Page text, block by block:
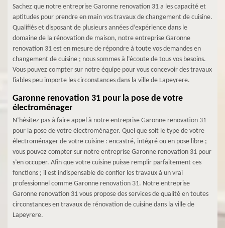
Sachez que notre entreprise Garonne renovation 31 a les capacité et
aptitudes pour prendre en main vos travaux de changement de cuisine.
Qualifiés et disposant de plusieurs années d’expérience dans le
domaine de la rénovation de maison, notre entreprise Garonne
renovation 31 est en mesure de répondre à toute vos demandes en
changement de cuisine ; nous sommes à l’écoute de tous vos besoins.
Vous pouvez compter sur notre équipe pour vous concevoir des travaux
fiables peu importe les circonstances dans la ville de Lapeyrere.
Garonne renovation 31 pour la pose de votre
électroménager
N’hésitez pas à faire appel à notre entreprise Garonne renovation 31
pour la pose de votre électroménager. Quel que soit le type de votre
électroménager de votre cuisine : encastré, intégré ou en pose libre ;
vous pouvez compter sur notre entreprise Garonne renovation 31 pour
s’en occuper. Afin que votre cuisine puisse remplir parfaitement ces
fonctions ; il est indispensable de confier les travaux à un vrai
professionnel comme Garonne renovation 31. Notre entreprise
Garonne renovation 31 vous propose des services de qualité en toutes
circonstances en travaux de rénovation de cuisine dans la ville de
Lapeyrere.